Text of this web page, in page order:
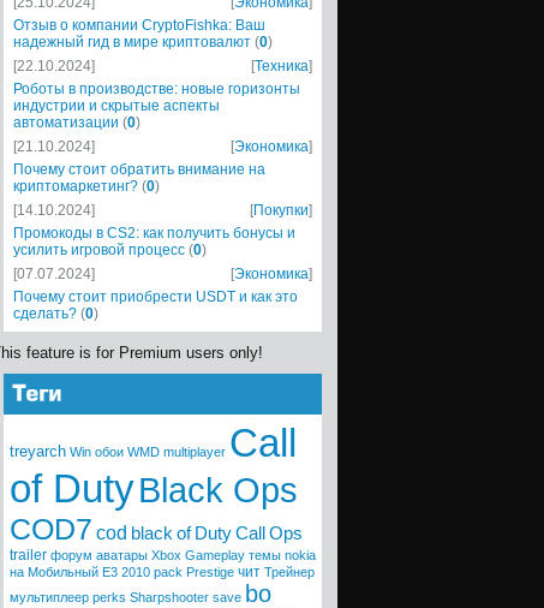
Отзыв о компании CryptoFishka: Ваш
надежный гид в мире криптовалют (0)
[22.10.2024]
[Техника]
Роботы в производстве: новые горизонты
индустрии и скрытые аспекты
автоматизации (0)
[21.10.2024]
[Экономика]
Почему стоит обратить внимание на
криптомаркетинг? (0)
[14.10.2024]
[Покупки]
Промокоды в CS2: как получить бонусы и
усилить игровой процесс (0)
[07.07.2024]
[Экономика]
Почему стоит приобрести USDT и как это
сделать? (0)
feature is for Premium users only!
treyarch Win обои WMD multiplayer Call
of DutyBlack Ops
COD7 cod black of DutyCall Ops
trailer форум аватары Xbox Gameplay темы nokia
на Мобильный E3 2010 pack Prestige чит Трейнер
мультиплеер perks Sharpshooter save bo